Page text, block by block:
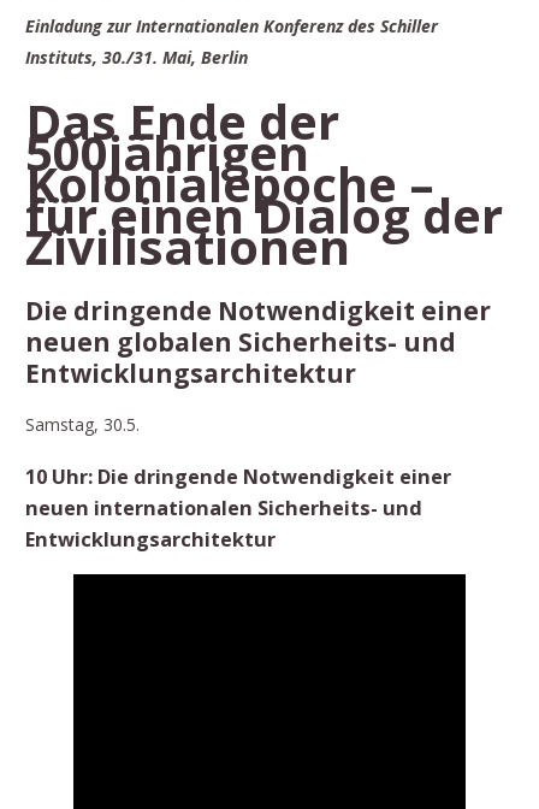
Einladung zur Internationalen Konferenz des Schiller
Instituts, 30./31. Mai, Berlin
Das Ende der
500jährigen
Kolonialepoche –
für einen Dialog der
Zivilisationen
Die dringende Notwendigkeit einer
neuen globalen Sicherheits- und
Entwicklungsarchitektur
Samstag, 30.5.
10 Uhr: Die dringende Notwendigkeit einer
neuen internationalen Sicherheits- und
Entwicklungsarchitektur